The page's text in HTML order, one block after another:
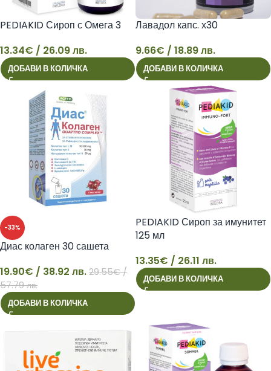
13
PEDIAKID Сироп с Омега 3
13.34€ / 26.09 лв.
ДОБАВИ В КОЛИЧКА 9
Лавадол капс. х30
9.66€ / 18.89 лв.
ДОБАВИ В КОЛИЧКА
-33%
19
Диас колаген 30 сашета
19.90€ / 38.92 лв. 29.55€/
57.79 лв.
ДОБАВИ В КОЛИЧКА
13
PEDIAKID Сироп за имунитет
125 мл
13.35€ / 26.11 лв.
ДОБАВИ В КОЛИЧКА